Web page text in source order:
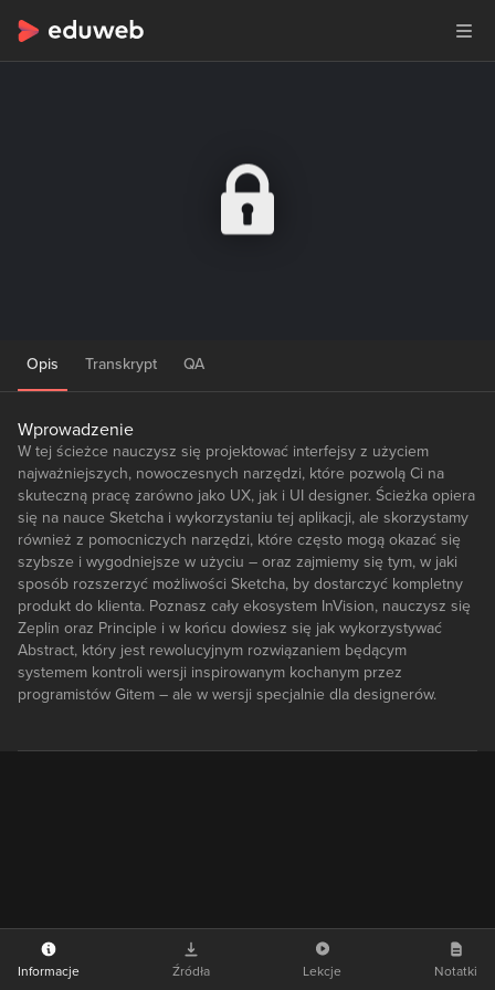
Opis Transkrypt QA
Wprowadzenie
W tej ścieżce nauczysz się projektować interfejsy z użyciem
najważniejszych, nowoczesnych narzędzi, które pozwolą Ci na
skuteczną pracę zarówno jako UX, jak i UI designer. Ścieżka opiera
się na nauce Sketcha i wykorzystaniu tej aplikacji, ale skorzystamy
również z pomocniczych narzędzi, które często mogą okazać się
szybsze i wygodniejsze w użyciu – oraz zajmiemy się tym, w jaki
sposób rozszerzyć możliwości Sketcha, by dostarczyć kompletny
produkt do klienta. Poznasz cały ekosystem InVision, nauczysz się
Zeplin oraz Principle i w końcu dowiesz się jak wykorzystywać
Abstract, który jest rewolucyjnym rozwiązaniem będącym
systemem kontroli wersji inspirowanym kochanym przez
programistów Gitem – ale w wersji specjalnie dla designerów.
Informacje Źródła Lekcje Notatki